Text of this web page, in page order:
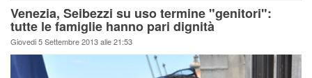
Venezia, Seibezzi su uso termine "genitori":
tutte le famiglie hanno pari dignità
Giovedi 5 Settembre 2013 alle 21:53